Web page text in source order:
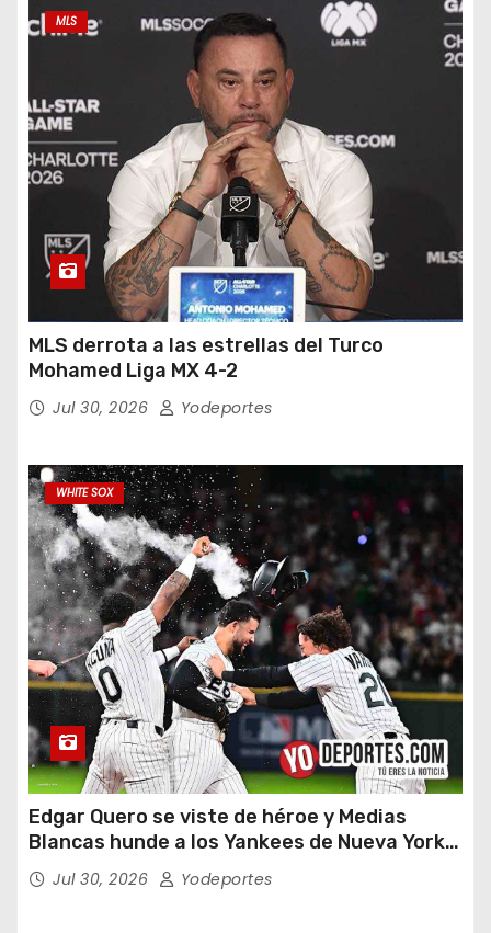
MLS
MLS derrota a las estrellas del Turco
Mohamed Liga MX 4-2
Jul 30, 2026 Yodeportes
WHITE SOX
Edgar Quero se viste de héroe y Medias
Blancas hunde a los Yankees de Nueva York
en doce entradas
Jul 30, 2026 Yodeportes